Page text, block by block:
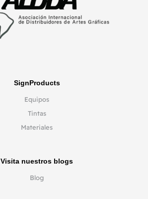
SignProducts
Equipos
Tintas
Materiales
Visita nuestros blogs
Blog